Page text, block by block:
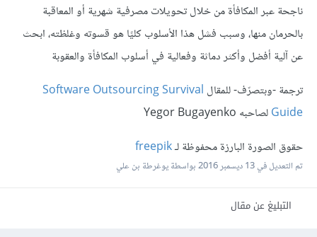
ناجحة عبر المكافأة من خلال تحويلات مصرفية شهرية أو المعاقبة
بالحرمان منها، وسبب فشل هذا الأسلوب كليًا هو قسوته وغلظته، ابحث
عن آلية أفضل وأكثر دماثة وفعالية في أسلوب المكافأة والعقوبة
ترجمة -وبتصرّف- للمقال Software Outsourcing Survival
Guideلصاحبه Yegor Bugayenko
حقوق الصورة البارزة محفوظة لـfreepik
تم التعديل في13 ديسمبر 2016 بواسطة يوغرطة بن علي
التبليغ عن مقال